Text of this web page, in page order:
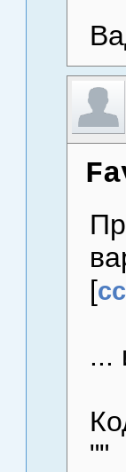
[
...
""